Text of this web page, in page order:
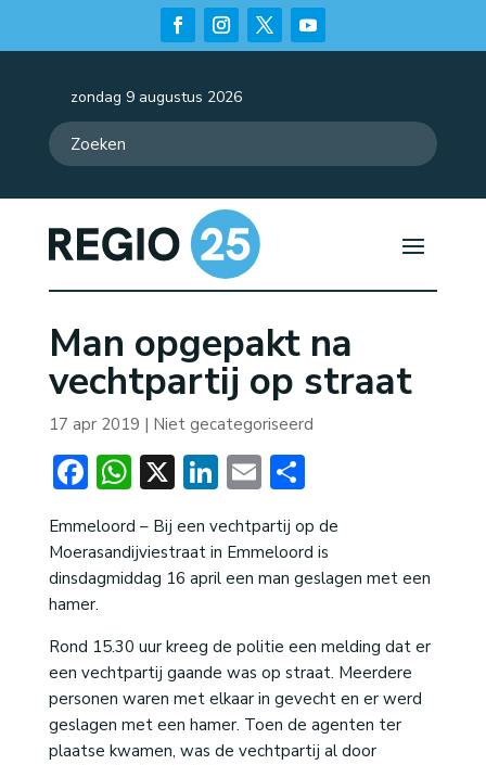
zondag 9 augustus 2026
Man opgepakt na
vechtpartij op straat
17 apr 2019 | Niet gecategoriseerd
Facebook
WhatsApp
X LinkedIn
EmailDelen
Emmeloord – Bij een vechtpartij op de
Moerasandijviestraat in Emmeloord is
dinsdagmiddag 16 april een man geslagen met een
hamer.
Rond 15.30 uur kreeg de politie een melding dat er
een vechtpartij gaande was op straat. Meerdere
personen waren met elkaar in gevecht en er werd
geslagen met een hamer. Toen de agenten ter
plaatse kwamen, was de vechtpartij al door